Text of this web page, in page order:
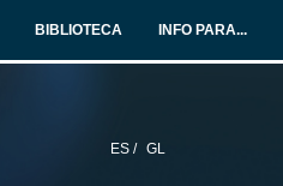
BIBLIOTECA INFO PARA...
ES / GL